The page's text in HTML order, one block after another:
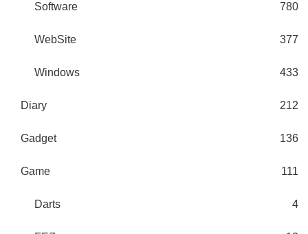
Software 780
WebSite 377
Windows 433
Diary 212
Gadget 136
Game 111
Darts 4